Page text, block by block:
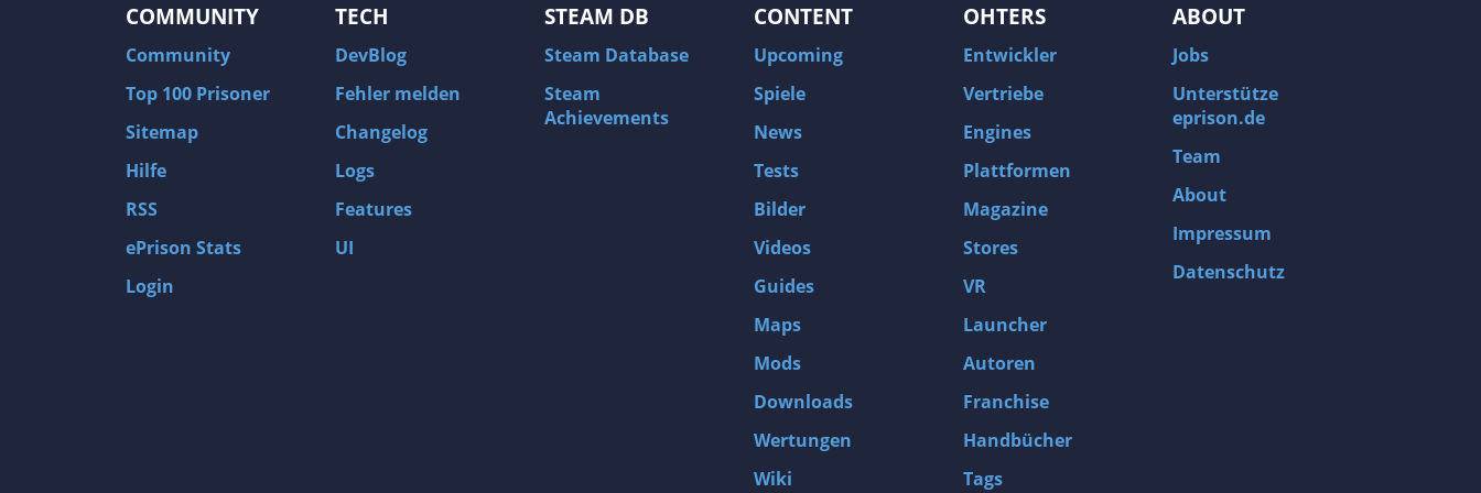
COMMUNITY
Community
Top 100 Prisoner
Sitemap
Hilfe
RSS
ePrison Stats
Login
TECH
DevBlog
Fehler melden
Changelog
Logs
Features
UI
STEAM DB
Steam Database
Steam
Achievements
CONTENT
Upcoming
Spiele
News
Tests
Bilder
Videos
Guides
Maps
Mods
Downloads
Wertungen
Wiki
OHTERS
Entwickler
Vertriebe
Engines
Plattformen
Magazine
Stores
VR
Launcher
Autoren
Franchise
Handbücher
Tags
ABOUT
Jobs
Unterstütze
eprison.de
Team
About
Impressum
Datenschutz